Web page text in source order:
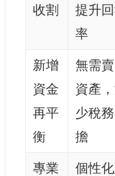
收割
提升
率
新增
資金
再平
衡
無需
資產
少稅
擔
專業
個性